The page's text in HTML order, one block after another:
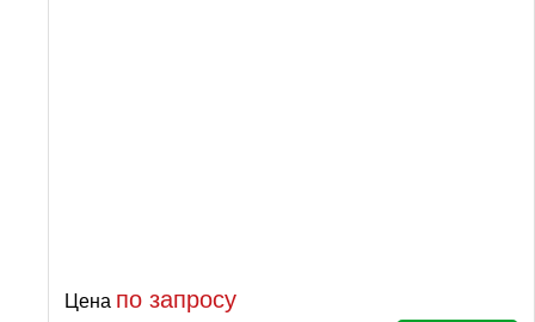
Цена по запросу